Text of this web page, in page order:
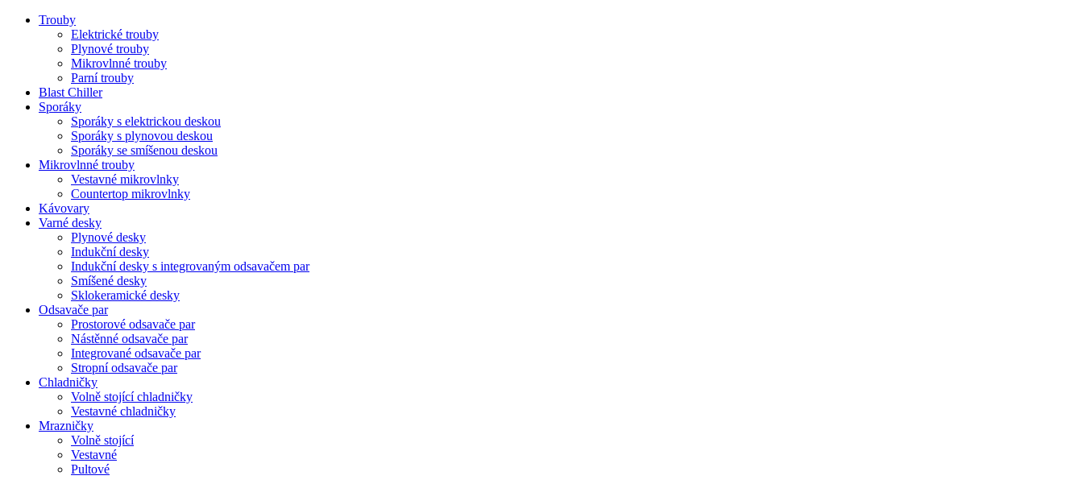
Trouby
Elektrické trouby
Plynové trouby
Mikrovlnné trouby
Parní trouby
Blast Chiller
Sporáky
Sporáky s elektrickou deskou
Sporáky s plynovou deskou
Sporáky se smíšenou deskou
Mikrovlnné trouby
Vestavné mikrovlnky
Countertop mikrovlnky
Kávovary
Varné desky
Plynové desky
Indukční desky
Indukční desky s integrovaným odsavačem par
Smíšené desky
Sklokeramické desky
Odsavače par
Prostorové odsavače par
Nástěnné odsavače par
Integrované odsavače par
Stropní odsavače par
Chladničky
Volně stojící chladničky
Vestavné chladničky
Mrazničky
Volně stojící
Vestavné
Pultové